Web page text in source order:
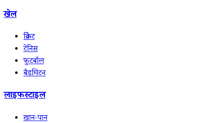
खेल
क्रिकेट
टेनिस
फुटबॉल
बैडमिंटन
लाइफस्टाइल
खान-पान